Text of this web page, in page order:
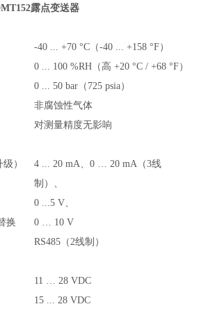
152露点变送器
-40 ... +70 °C（-40 ... +158 °F）
0 ... 100 %RH（高 +20 °C / +68 °F）
0 ... 50 bar（725 psia）
非腐蚀性气体
对测量精度无影响
）
4 ... 20 mA、0 … 20 mA（3线
制）、
0 ...5 V、
换
0 … 10 V
RS485（2线制）
11 … 28 VDC
15 ... 28 VDC